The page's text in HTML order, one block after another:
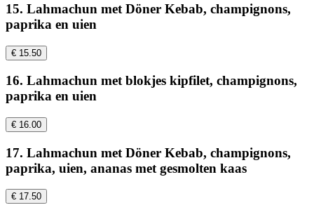
15. Lahmachun met Döner Kebab, champignons,
paprika en uien
€ 15.50
16. Lahmachun met blokjes kipfilet, champignons,
paprika en uien
€ 16.00
17. Lahmachun met Döner Kebab, champignons,
paprika, uien, ananas met gesmolten kaas
€ 17.50